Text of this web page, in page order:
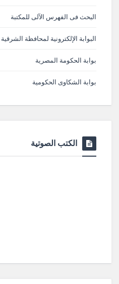
البحث فى الفهرس الآلى للمكتبة
البوابة الإلكترونية لمحافظة الشرقية
بوابة الحكومة المصرية
بوابة الشكاوى الحكومية
الكتب الصوتية